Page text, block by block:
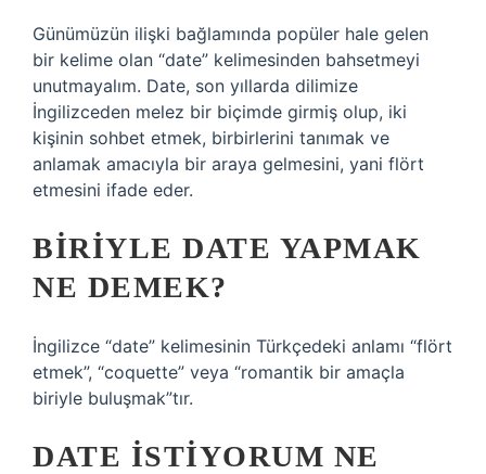
Günümüzün ilişki bağlamında popüler hale gelen
bir kelime olan “date” kelimesinden bahsetmeyi
unutmayalım. Date, son yıllarda dilimize
İngilizceden melez bir biçimde girmiş olup, iki
kişinin sohbet etmek, birbirlerini tanımak ve
anlamak amacıyla bir araya gelmesini, yani flört
etmesini ifade eder.
BIRIYLE DATE YAPMAK
NE DEMEK?
İngilizce “date” kelimesinin Türkçedeki anlamı “flört
etmek”, “coquette” veya “romantik bir amaçla
biriyle buluşmak”tır.
DATE ISTIYORUM NE